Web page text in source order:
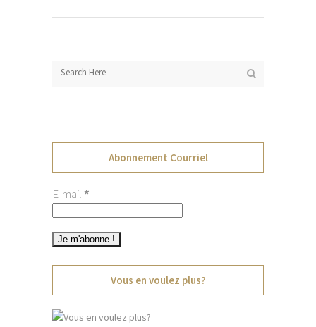
Abonnement Courriel
E-mail*
Vous en voulez plus?